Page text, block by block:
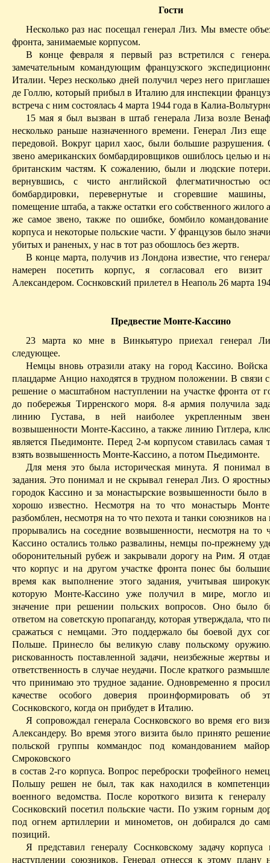
Гости
Несколько раз нас посещал генерал Лиз. Мы вместе
фронта, занимаемые корпусом.
В конце февраля я первый раз встретился с
замечательным командующим французского
Италии.Через несколько дней получил через него
де Голлю, который прибыл в Италию для инспекции
встреча с ним состоялась 4 марта 1944 года в Калиа-
15 мая я был вызван в штаб генерала Лиза возле
несколько раньше назначенного времени. Генерал Лиз еще
передовой. Вокруг царил хаос, были большие разрушения.
звено американских бомбардировщиков ошиблось целью и
британским частям. К сожалению, были и людские
вернувшись, с чисто английской флегматичностью
бомбардировки, перевернутые и сгоревшие машины,
помещение штаба, а также остатки его собственного жилого
же самое звено, также по ошибке, бомбило командование
корпуса и некоторые польские части. У французов было
убитых и раненых, у нас в тот раз обошлось без жертв.
В конце марта, получив из Лондона известие, что
намерен посетить корпус, я согласовал его визит
Александером. Соснковский прилетел в Неаполь 26 марта
Предвестие Монте-Кассино
23 марта ко мне в Винкьятуроприехал генерал
следующее.
Немцы вновь отразили атаку на городКассино. Войска
плацдарме Анционаходятся в трудном положении. В связи
решение о масштабном наступлении на участке фронта от
до побережья Тирренского моря. 8-я армия получила
линию Густава, в ней наиболее укрепленным
возвышенности Монте-Кассино, а также линию Гитлера,
является Пьедимонте. Перед 2-м корпусом ставилась самая
взять возвышенность Монте-Кассино, а потом Пьедимонте.
Для меня это была историческая минута. Я понимал
задания. Это понимал и не скрывал генерал Лиз. О
городокКассино и за монастырские возвышенности было в
хорошо известно. Несмотря на то что монастырь
разбомблен, несмотря на то что пехота и танки союзников на
прорывались на соседние возвышенности, несмотря на то
Кассино остались только развалины, немцы по-прежнему
оборонительный рубеж и закрывали дорогу на Рим. Я
что корпус и на другом участке фронта понес бы
время как выполнение этого задания, учитывая широкую
которую Монте-Кассиноуже получил в мире, могло
значение при решении польских вопросов. Оно было
ответом на советскую пропаганду, которая утверждала, что
сражаться с немцами. Это поддержало бы боевой дух
Польше. Принесло бы великую славу польскому
рискованность поставленной задачи, неизбежные
ответственность в случае неудачи. После краткого
что принимаю это трудное задание. Одновременно я
качестве особого доверия проинформировать об
Соснковского, когда он прибудет в Италию.
Я сопровождал генералаСоснковского во время его
Александеру. Во время этого визита было принято
польской группы коммандос под командованием
Смроковского
в состав 2-го корпуса. Вопрос переброски трофейного
Польшу решен не был, так как находился в
военного ведомства. После короткого визита к
Соснков­ский посетил польские части. По узким горным
под огнем артиллерии и минометов, он добирался до
позиций.
Я представил генералу Соснковскомузадачу корпуса
наступлении союзников. Генерал отнесся к этому плану